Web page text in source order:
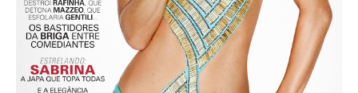
Alimentação
Treino
Saúde